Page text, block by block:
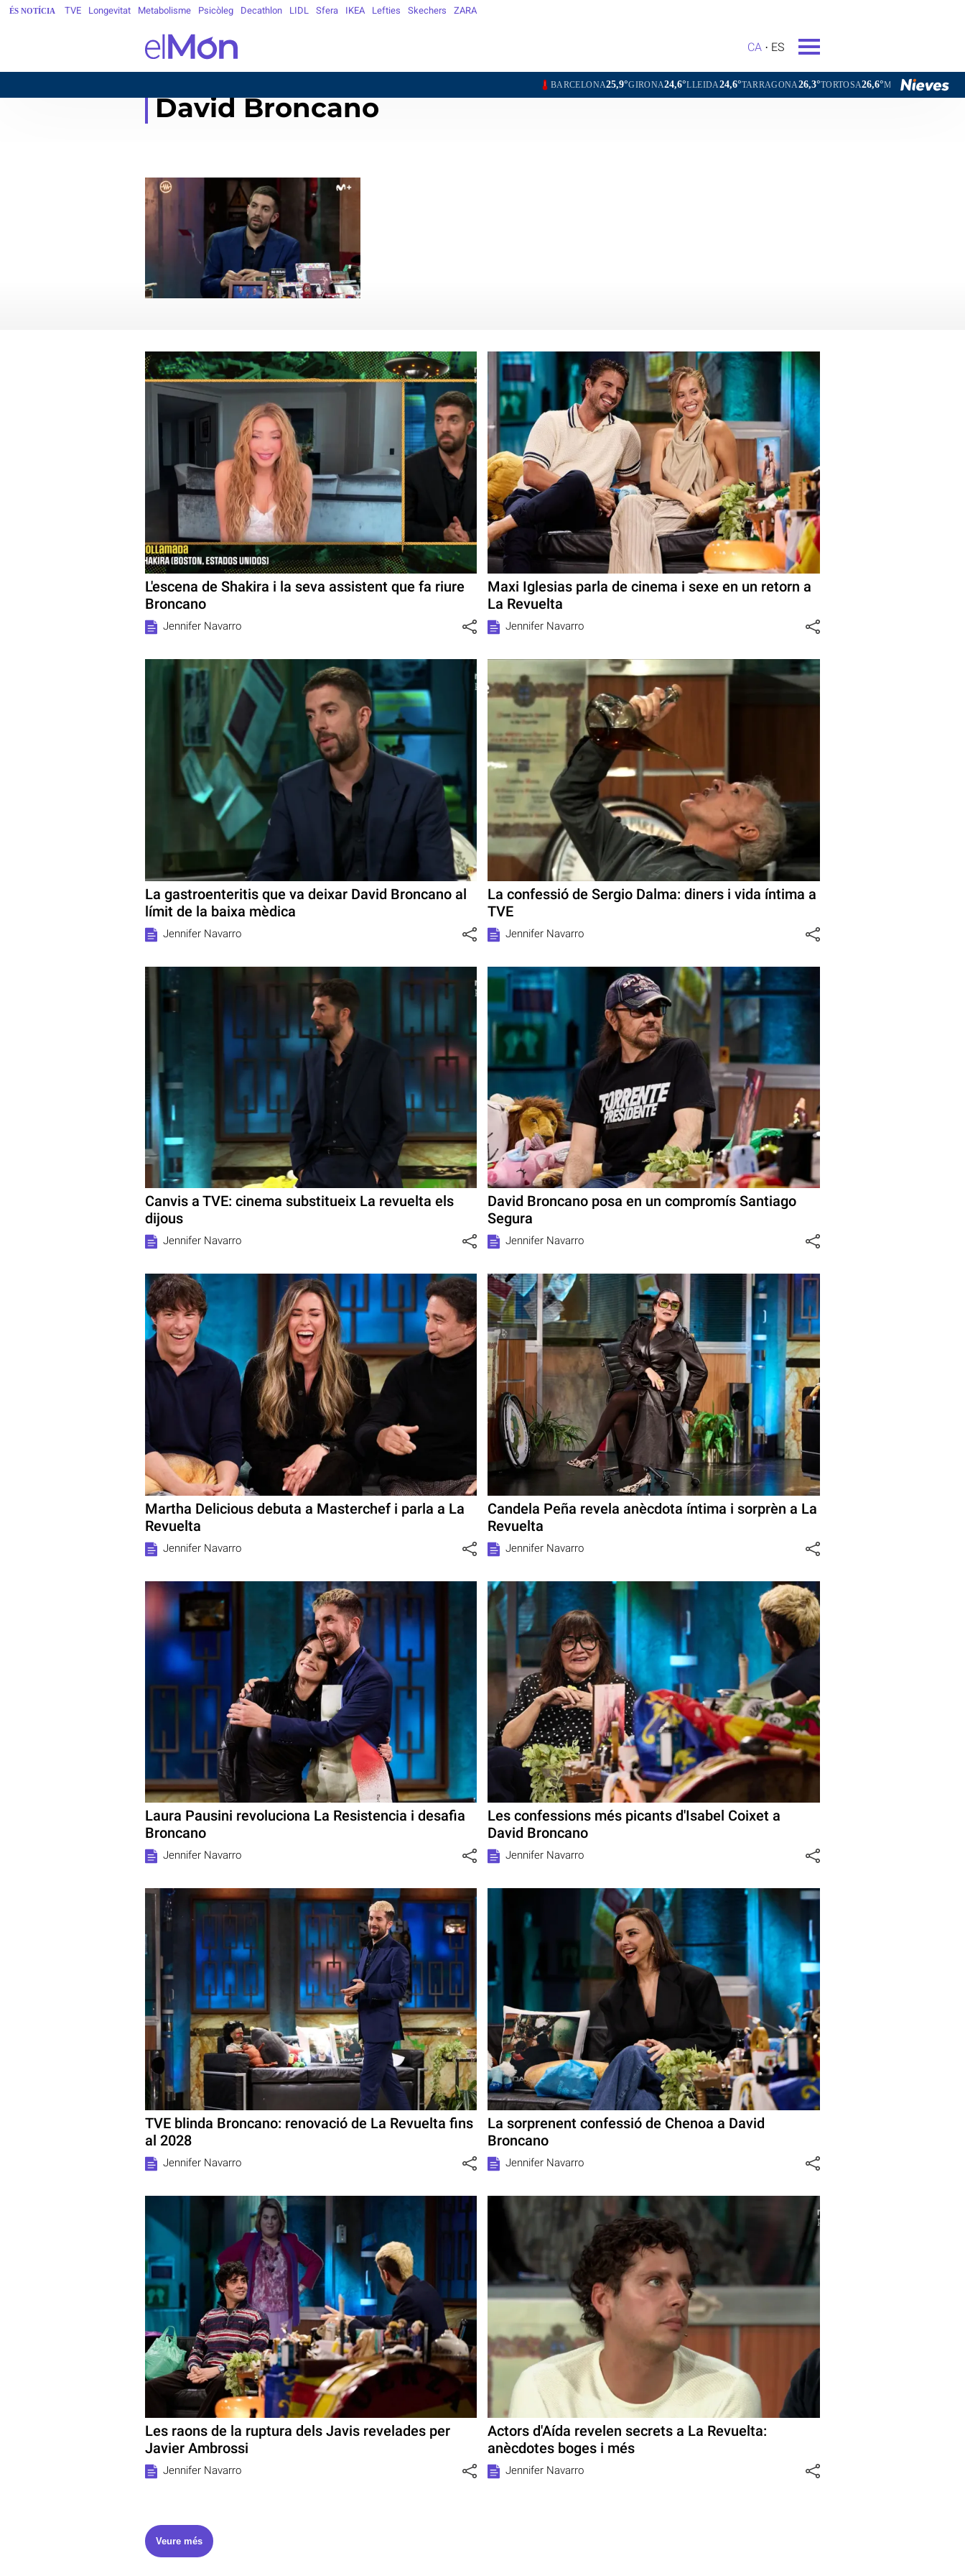
ÉS NOTÍCIA TVE Longevitat Metabolisme Psicòleg Decathlon LIDL Sfera IKEA Lefties Skechers ZARA
CA ES
GIRONA24,6°LLEIDA24,6°TARRAGONA26,3°TORTOSA26,6°MATARÓ27,2°VIC20,0°VILAFRANCA DEL
David Broncano
L'escena de Shakira i la seva assistent que fa riure
Broncano
Jennifer Navarro
Maxi Iglesias parla de cinema i sexe en un retorn a
La Revuelta
Jennifer Navarro
La gastroenteritis que va deixar David Broncano al
límit de la baixa mèdica
Jennifer Navarro
La confessió de Sergio Dalma: diners i vida íntima a
TVE
Jennifer Navarro
Canvis a TVE: cinema substitueix La revuelta els
dijous
Jennifer Navarro
David Broncano posa en un compromís Santiago
Segura
Jennifer Navarro
Martha Delicious debuta a Masterchef i parla a La
Revuelta
Jennifer Navarro
Candela Peña revela anècdota íntima i sorprèn a La
Revuelta
Jennifer Navarro
Laura Pausini revoluciona La Resistencia i desafia
Broncano
Jennifer Navarro
Les confessions més picants d'Isabel Coixet a
David Broncano
Jennifer Navarro
TVE blinda Broncano: renovació de La Revuelta fins
al 2028
Jennifer Navarro
La sorprenent confessió de Chenoa a David
Broncano
Jennifer Navarro
Les raons de la ruptura dels Javis revelades per
Javier Ambrossi
Jennifer Navarro
Actors d'Aída revelen secrets a La Revuelta:
anècdotes boges i més
Jennifer Navarro
Veure més